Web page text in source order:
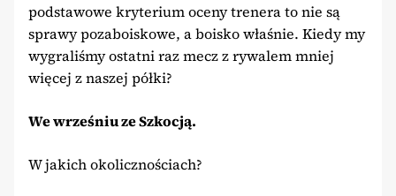
podstawowe kryterium oceny trenera to nie są
sprawy pozaboiskowe, a boisko właśnie. Kiedy my
wygraliśmy ostatni raz mecz z rywalem mniej
więcej z naszej półki?
We wrześniu ze Szkocją.
W jakich okolicznościach?